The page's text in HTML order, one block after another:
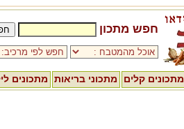
חפש מתכון
מתכונים קלים מתכוני בריאות מתכונים